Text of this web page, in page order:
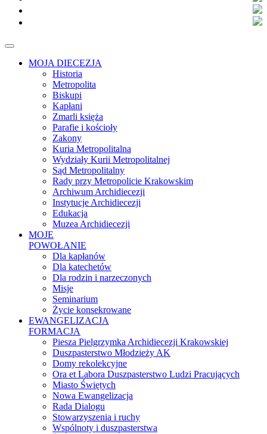
MOJA DIECEZJA
Historia
Metropolita
Biskupi
Kapłani
Zmarli księża
Parafie i kościoły
Zakony
Kuria Metropolitalna
Wydziały Kurii Metropolitalnej
Sąd Metropolitalny
Rady przy Metropolicie Krakowskim
Archiwum Archidiecezji
Instytucje Archidiecezji
Edukacja
Muzea Archidiecezji
MOJE
POWOŁANIE
Dla kapłanów
Dla katechetów
Dla rodzin i narzeczonych
Misje
Seminarium
Życie konsekrowane
EWANGELIZACJA
FORMACJA
Piesza Pielgrzymka Archidiecezji Krakowskiej
Duszpasterstwo Młodzieży AK
Domy rekolekcyjne
Ora et Labora Duszpasterstwo Ludzi Pracujących
Miasto Świętych
Nowa Ewangelizacja
Rada Dialogu
Stowarzyszenia i ruchy
Wspólnoty i duszpasterstwa